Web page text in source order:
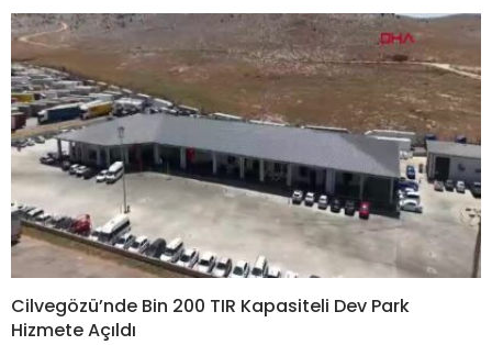
Cilvegözü’nde Bin 200 TIR Kapasiteli Dev Park
Hizmete Açıldı